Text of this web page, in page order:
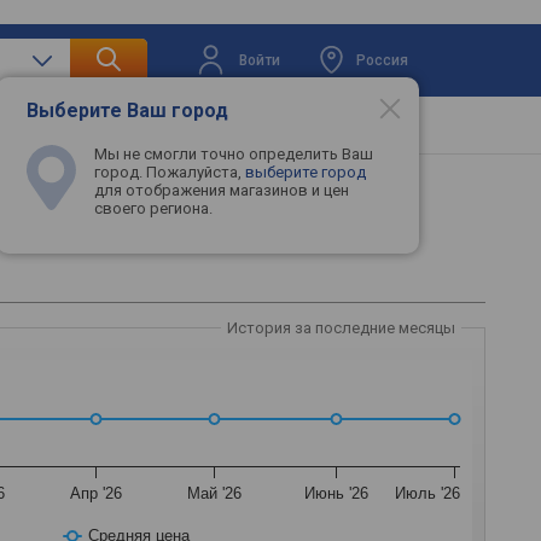
Войти Россия
Выберите Ваш город
Мы не смогли точно определить Ваш
город. Пожалуйста, выберите город
для отображения магазинов и цен
своего региона.
техника Телевизоры
История за последние месяцы
Средняя цена
Апр '26 Май '26 Июнь '26 Июль '26